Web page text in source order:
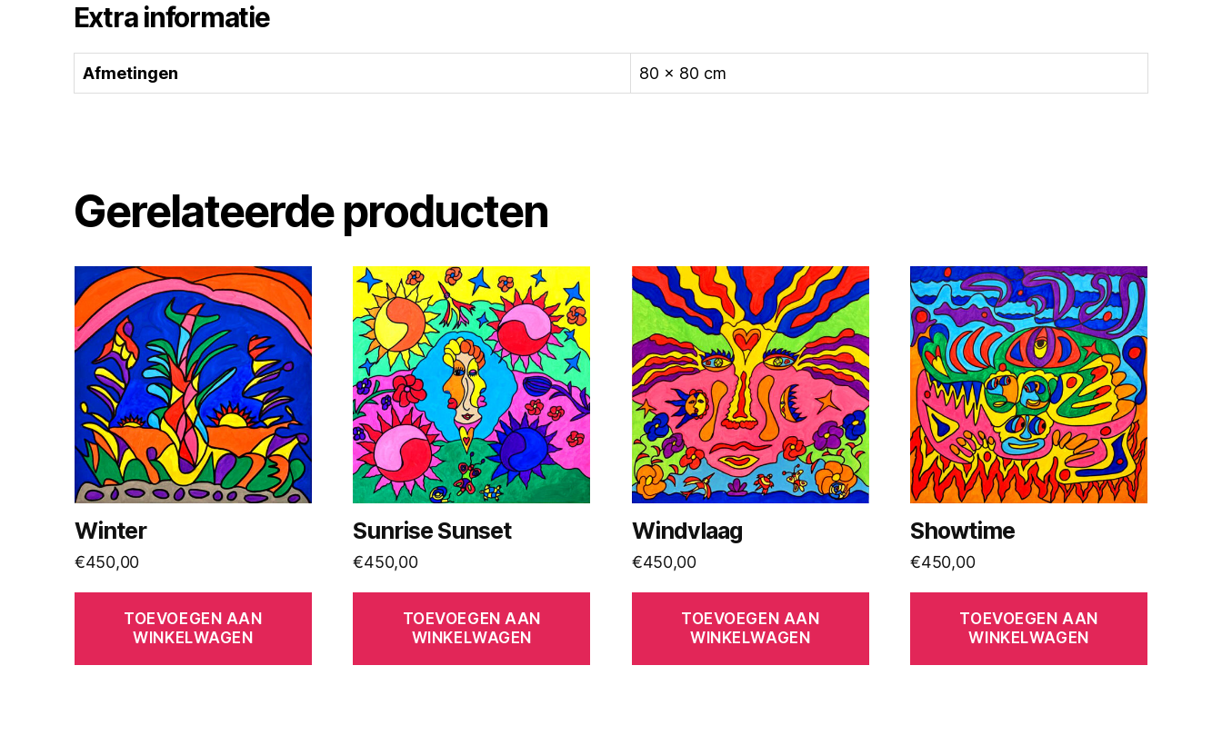
Extra informatie
Afmetingen 80 × 80 cm
Gerelateerde producten
Winter
€450,00
TOEVOEGEN AAN
WINKELWAGEN
Sunrise Sunset
€450,00
TOEVOEGEN AAN
WINKELWAGEN
Windvlaag
€450,00
TOEVOEGEN AAN
WINKELWAGEN
Showtime
€450,00
TOEVOEGEN AAN
WINKELWAGEN